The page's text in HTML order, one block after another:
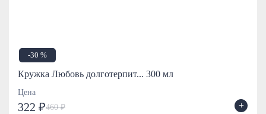
-30 %
Кружка Любовь долготерпит... 300 мл
Цена
322 ₽460 ₽ +